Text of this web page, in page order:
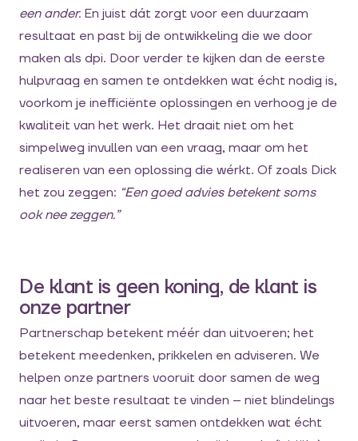
een ander. En juist dát zorgt voor een duurzaam
resultaat en past bij de ontwikkeling die we door
maken als dpi. Door verder te kijken dan de eerste
hulpvraag en samen te ontdekken wat écht nodig is,
voorkom je inefficiënte oplossingen en verhoog je de
kwaliteit van het werk. Het draait niet om het
simpelweg invullen van een vraag, maar om het
realiseren van een oplossing die wérkt. Of zoals Dick
het zou zeggen: “Een goed advies betekent soms
ook nee zeggen.”
De klant is geen koning, de klant is
onze partner
Partnerschap betekent méér dan uitvoeren; het
betekent meedenken, prikkelen en adviseren. We
helpen onze partners vooruit door samen de weg
naar het beste resultaat te vinden – niet blindelings
uitvoeren, maar eerst samen ontdekken wat écht